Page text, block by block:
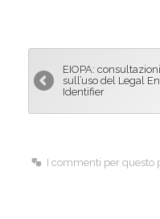
e
b
o
o
k
e
d
I
i
l
EIOPA: consultazioni
sull’uso del Legal
Identifier
I commenti per questo